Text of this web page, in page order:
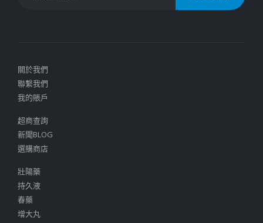
關於我們
聯繫我們
我的賬戶
超商查詢
新聞BLOG
選購商店
壯陽藥
持久液
春藥
增大丸